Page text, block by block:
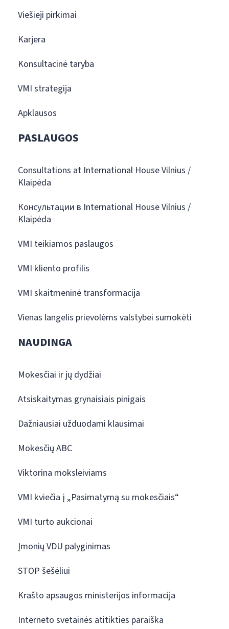
Viešieji pirkimai
Karjera
Konsultacinė taryba
VMI strategija
Apklausos
PASLAUGOS
Consultations at International House Vilnius /
Klaipėda
Консультации в International House Vilnius /
Klaipėda
VMI teikiamos paslaugos
VMI kliento profilis
VMI skaitmeninė transformacija
Vienas langelis prievolėms valstybei sumokėti
NAUDINGA
Mokesčiai ir jų dydžiai
Atsiskaitymas grynaisiais pinigais
Dažniausiai užduodami klausimai
Mokesčių ABC
Viktorina moksleiviams
VMI kviečia į „Pasimatymą su mokesčiais“
VMI turto aukcionai
Įmonių VDU palyginimas
STOP šešėliui
Krašto apsaugos ministerijos informacija
Interneto svetainės atitikties paraiška